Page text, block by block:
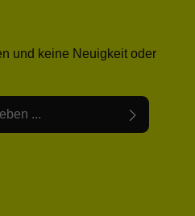
und keine Neuigkeit oder